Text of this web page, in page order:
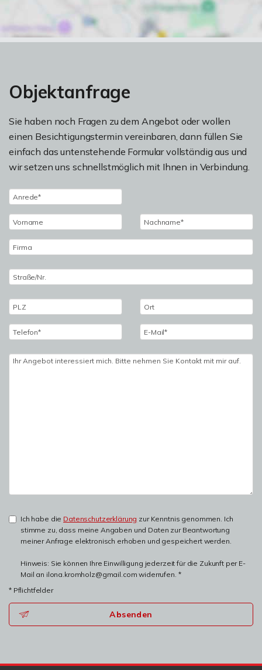
Objektanfrage
Sie haben noch Fragen zu dem Angebot oder wollen
einen Besichtigungstermin vereinbaren, dann füllen Sie
einfach das untenstehende Formular vollständig aus und
wir setzen uns schnellstmöglich mit Ihnen in Verbindung.
Ich habe die Datenschutzerklärung zur Kenntnis genommen. Ich
stimme zu, dass meine Angaben und Daten zur Beantwortung
meiner Anfrage elektronisch erhoben und gespeichert werden.
Hinweis: Sie können Ihre Einwilligung jederzeit für die Zukunft per E-
Mail an ilona.kromholz@gmail.com widerrufen. *
* Pflichtfelder
Absenden